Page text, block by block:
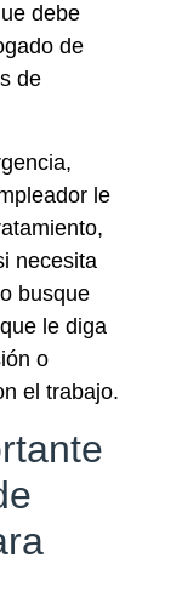
debe
de
de
le
necesita
busque
le diga
o
el trabajo.